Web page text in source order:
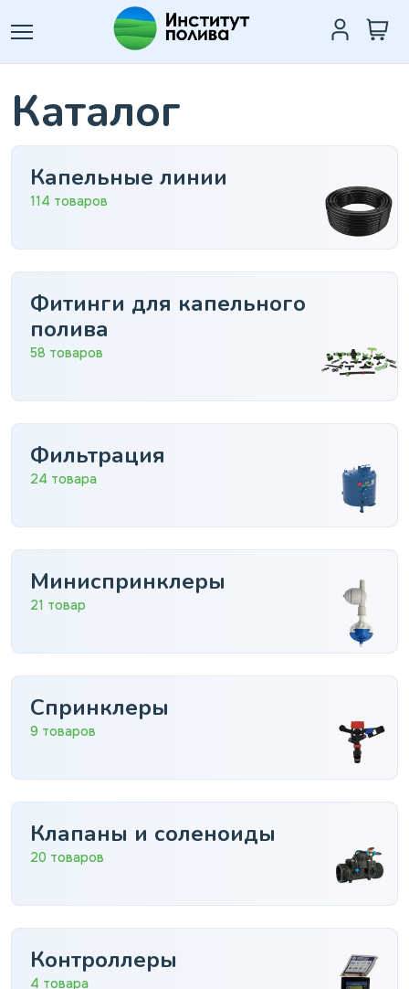
Каталог
Капельные линии
114 товаров
Фитинги для капельного
полива
58 товаров
Фильтрация
24 товара
Миниспринклеры
21 товар
Спринклеры
9 товаров
Клапаны и соленоиды
20 товаров
Контроллеры
4 товара